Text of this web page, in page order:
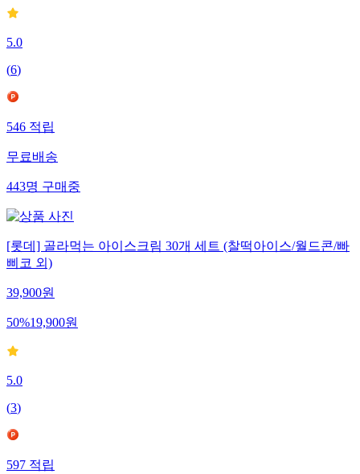
5.0
(6)
546적립
무료배송
443명구매중
[롯데] 골라먹는 아이스크림 30개 세트 (찰떡아이스/월드콘/빠
삐코 외)
39,900원
50%19,900원
5.0
(3)